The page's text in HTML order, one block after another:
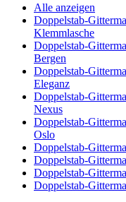
Alle anzeigen
Doppelstab-
Klemmlasche
Doppelstab-
Bergen
Doppelstab-
Eleganz
Doppelstab-
Nexus
Doppelstab-
Oslo
Doppelstab-
Doppelstab-
Doppelstab-
Doppelstab-